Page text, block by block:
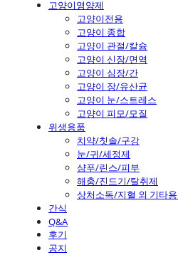
고양이영양제
고양이전용
고양이 종합
고양이 관절/칼슘
고양이 신장/면역
고양이 심장/간
고양이 장/유산균
고양이 눈/스트레스
고양이 피모/모질
위생용품
치약/칫솔/구강
눈/귀/세정제
샴푸/린스/피부
해충/진드기/탈취제
상처소독/지혈 외 기타
간식
Q&A
후기
공지